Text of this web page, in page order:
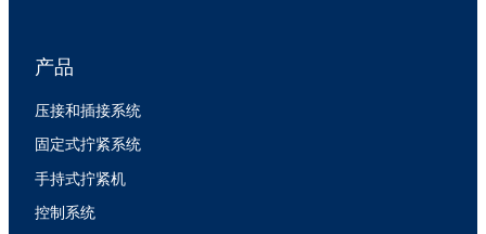
产品
压接和插接系统
固定式拧紧系统
手持式拧紧机
控制系统